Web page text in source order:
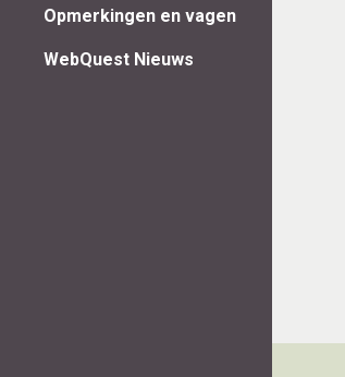
Opmerkingen en vagen
WebQuest Nieuws